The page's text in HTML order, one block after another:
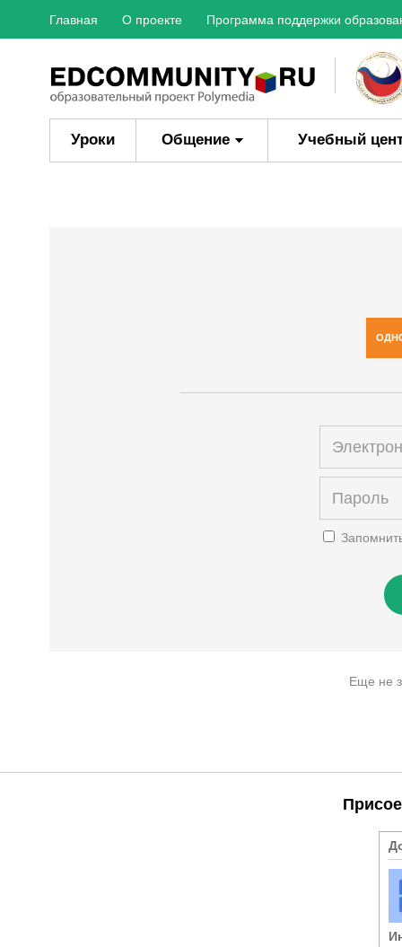
Главная О проекте Программа поддержки
Уроки Общение Учебный
Еще не